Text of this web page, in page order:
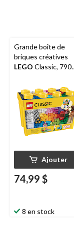
Grande boîte de
briques créatives
LEGO Classic, 790
Ajouter
74,99 $
8 en stock